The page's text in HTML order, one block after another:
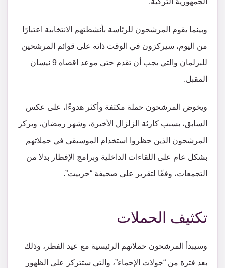
وبينما يقوم المرشحون للرئاسة بأنشطتهم الانتخابية اعتبارًا
من اليوم، سيركزون في الوقت ذاته على قوائم المرشحين
للبرلمان والتي يجب أن تقدم حتى موعد اقصاه 9 نيسان
المقبل.
ويخوض المرشحون حملة مكثفة وأكثر هدوءًا، على عكس
السابق، بسبب كارثة الزلزال الأخيرة، وشهر رمضان، ويركز
المرشحون الذين حظروا استخدام الموسيقى في حملاتهم
بشكل عام على اللقاءات الداخلية وبرامج الإفطار بدلا من
التجمعات، وفقًا لتقرير على صحيفة “حرييت”.
تكثيف الحملات
وسيبدأ المرشحون حملاتهم الرئيسية مع عيد الفطر، وذلك
بعد فترة من “جولات الإحماء”، والتي ستتركز على الظهور